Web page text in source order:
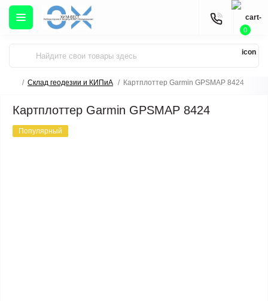
0
Склад геодезии и КИПиА Картплоттер Garmin GPSMAP 8424
Картплоттер Garmin GPSMAP 8424
Популярный